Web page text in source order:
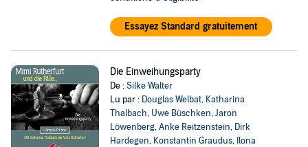
Essayez Standard gratuitement
Die Einweihungsparty
De :Silke Walter
Lu par : Douglas Welbat, Katharina
Thalbach, Uwe Büschken,Jaron
Löwenberg,Anke Reitzenstein, Dirk
Hardegen, Konstantin Graudus, Ilona